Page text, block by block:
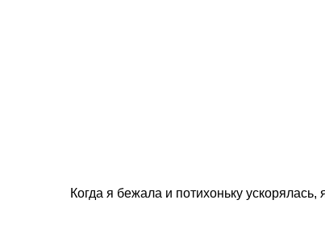
Когда я бежала и потихоньку